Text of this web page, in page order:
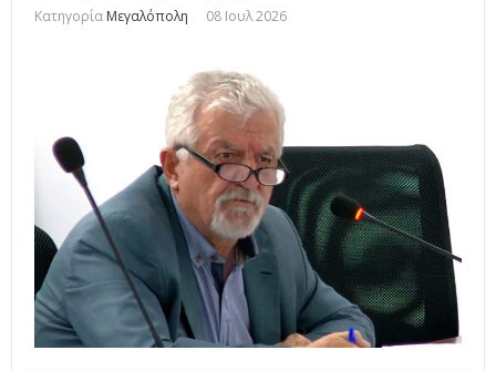
Κατηγορία Μεγαλόπολη 08 Ιουλ 2026